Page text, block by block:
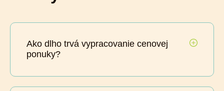
Ako dlho trvá vypracovanie cenovej
ponuky?